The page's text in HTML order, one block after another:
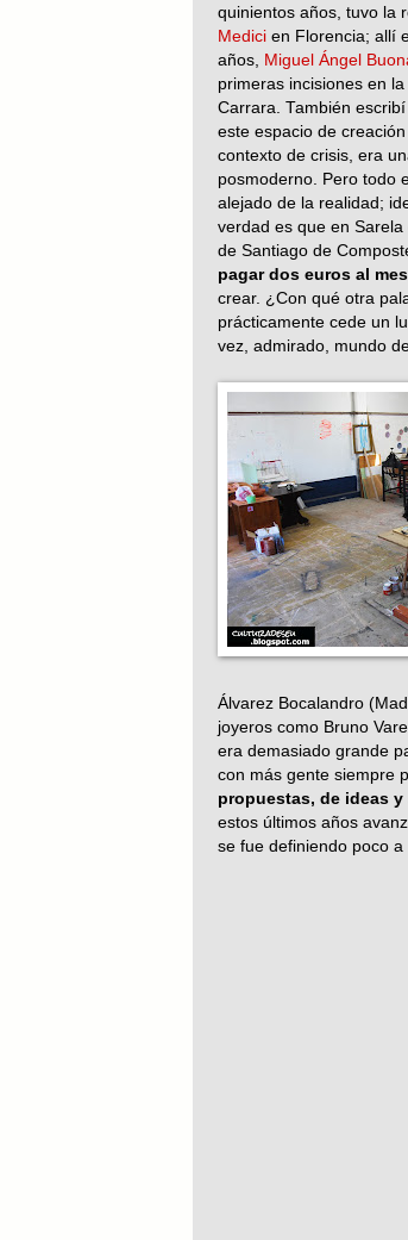
quinientos años, tuvo la
Medici en Florencia; allí
años,
Miguel Ángel
primeras incisiones en
Carrara. También
este espacio de
contexto de crisis, era
posmoderno. Pero todo
alejado de la realidad;
verdad es que en
de Santiago de
pagar dos euros al mes
crear. ¿Con qué otra
prácticamente cede un
vez, admirado, mundo
Álvarez Bocalandro
joyeros como Bruno
era demasiado grande
con más gente siempre
propuestas, de ideas
estos últimos años
se fue definiendo poco a